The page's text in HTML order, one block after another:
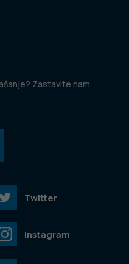
Zastavite nam
Twitter
Instagram